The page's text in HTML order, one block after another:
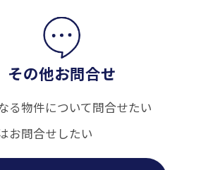
その他お問合せ
る物件について問合せたい
お問合せしたい